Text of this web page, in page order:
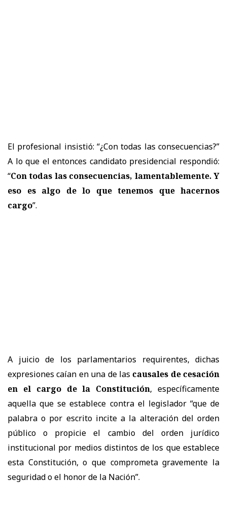
El profesional insistió: “¿Con todas las consecuencias?”
A lo que el entonces candidato presidencial respondió:
“Con todas las consecuencias, lamentablemente. Y
eso es algo de lo que tenemos que hacernos
cargo”.
A juicio de los parlamentarios requirentes, dichas
expresiones caían en una de las causales de cesación
en el cargo de la Constitución, específicamente
aquella que se establece contra el legislador “que de
palabra o por escrito incite a la alteración del orden
público o propicie el cambio del orden jurídico
institucional por medios distintos de los que establece
esta Constitución, o que comprometa gravemente la
seguridad o el honor de la Nación”.